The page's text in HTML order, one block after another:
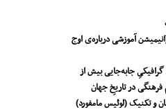
آموزشی درباره‌ی اوج
جا‌به‌جایی بیش از
و تکنیک (لوئیس مامفورد)